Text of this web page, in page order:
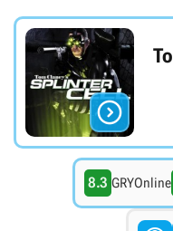

8.3 GRYOnline